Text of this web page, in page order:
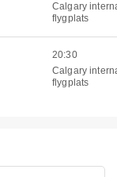
Calgary
flygplats
20:30
Calgary
flygplats